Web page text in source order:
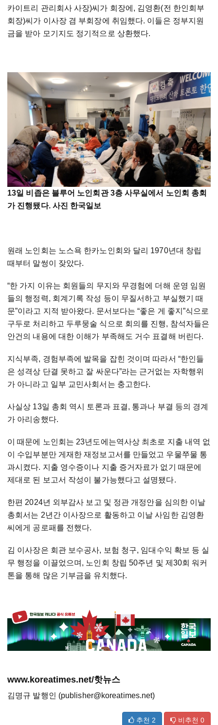
카이트리 관리회사 사장)씨가 회장에, 김영환(전 한인회부
회장)씨가 이사장 겸 부회장에 취임했다. 이들은 정부지원
금을 받아 모기지도 정기적으로 상환했다.
13일 비좁은 블루어 노인회관 3층 사무실에서 노인회 총회
가 진행됐다. 사진 한국일보
원래 노인회는 노스욕 한카노인회와 달리 1970년대 창립
때부터 말썽이 잦았다.
“한 가지 이유는 회원들의 무지와 무경험에 더해 운영 임원
들의 행정력, 회계기록 작성 등이 무질서하고 부실했기 때
문”이라고 지적 받아왔다. 문서보다는 “좋은 게 좋지”식으로
구두로 처리하고 두루뭉술 식으로 회의를 진행, 참석자들은
안건의 내용에 대한 이해가 부족해도 거수 표결해 버린다.
지식부족, 경험부족에 발목을 잡힌 것이며 따라서 “한인들
은 성격상 단결 못하고 잘 싸운다”라는 근거없는 자학행위
가 아니라고 일부 교민사회서는 충고한다.
사실상 13일 총회 역시 토론과 표결, 통과나 부결 등의 경계
가 아리송했다.
이 때문에 노인회는 23년도에는역사상 최초로 지출 내역 없
이 수입부분만 게재한 재정보고서를 만들었고 우물쭈물 통
과시켰다. 지출 영수증이나 지출 증거자료가 없기 때문에
제대로 된 보고서 작성이 불가능했다고 설명됐다.
한편 2024년 외부감사 보고 및 정관 개정안을 심의한 이날
총회서는 2년간 이사장으로 활동하고 이날 사임한 김영환
씨에게 공로패를 전했다.
김 이사장은 회관 보수공사, 보험 청구, 임대수익 확보 등 실
무 행정을 이끌었으며, 노인회 창립 50주년 및 제30회 워커
톤을 통해 많은 기부금을 유치했다.
www.koreatimes.net/핫뉴스
김명규 발행인 (publisher@koreatimes.net)
추천 2 비추천 0